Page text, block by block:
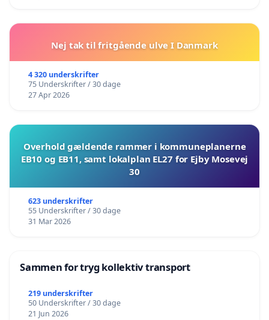
Nej tak til fritgående ulve I Danmark
4 320 underskrifter
75 Underskrifter / 30 dage
27 Apr 2026
Overhold gældende rammer i kommuneplanerne
EB10 og EB11, samt lokalplan EL27 for Ejby Mosevej
30
623 underskrifter
55 Underskrifter / 30 dage
31 Mar 2026
Sammen for tryg kollektiv transport
219 underskrifter
50 Underskrifter / 30 dage
21 Jun 2026